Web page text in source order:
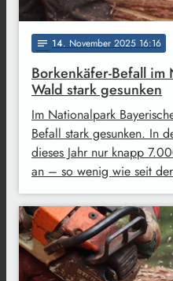
notes 14. November 2025 16:16
Borkenkäfer-Befall
Wald stark gesunken
Im Nationalpark
Befall stark gesunken. In
dieses Jahr nur knapp
an – so wenig wie seit